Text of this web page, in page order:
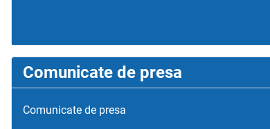
Comunicate de presa
Comunicate de presa